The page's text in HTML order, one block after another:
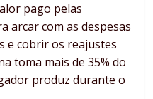
pago pelas
arcar com as despesas
e cobrir os reajustes
toma mais de 35% do
produz durante o